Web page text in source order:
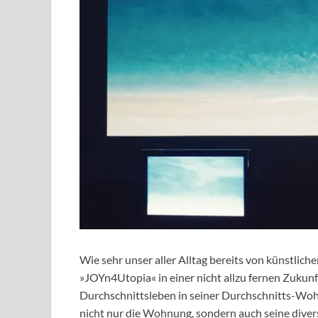
Wie sehr unser aller Alltag bereits von
»JOYn4Utopia« in einer nicht allzu fernen
Durchschnittsleben in seiner Durchschnitts-
nicht nur die Wohnung, sondern auch seine